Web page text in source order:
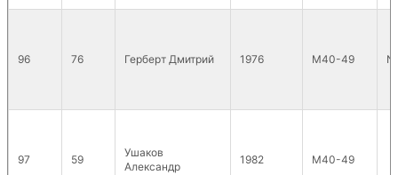
96 76 Герберт Дмитрий 1976 М40-49
97 59
Ушаков
Александр
1982 М40-49